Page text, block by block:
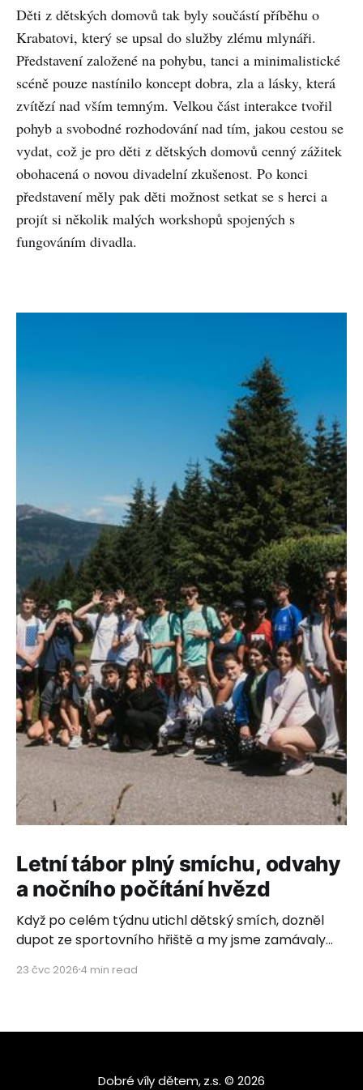
Děti z dětských domovů tak byly součástí příběhu o
Krabatovi, který se upsal do služby zlému mlynáři.
Představení založené na pohybu, tanci a minimalistické
scéně pouze nastínilo koncept dobra, zla a lásky, která
zvítězí nad vším temným. Velkou část interakce tvořil
pohyb a svobodné rozhodování nad tím, jakou cestou se
vydat, což je pro děti z dětských domovů cenný zážitek
obohacená o novou divadelní zkušenost. Po konci
představení měly pak děti možnost setkat se s herci a
projít si několik malých workshopů spojených s
fungováním divadla.
Letní tábor plný smíchu, odvahy
a nočního počítání hvězd
Když po celém týdnu utichl dětský smích, dozněl
dupot ze sportovního hřiště a my jsme zamávaly
ticho. Ticho plné vděčnosti, dojetí a hlubokého
domovů ze Zvíkovského Podhradí, Olomouce,
23 čvc 2026 4 min read
Dobré víly dětem © 2026